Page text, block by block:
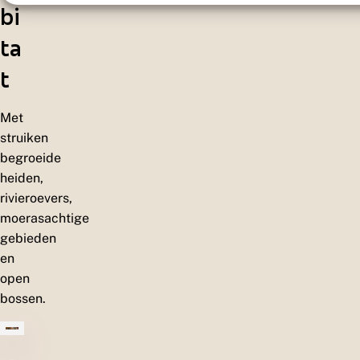
bi
ta
t
Met
struiken
begroeide
heiden,
rivieroevers,
moerasachtige
gebieden
en
open
bossen.